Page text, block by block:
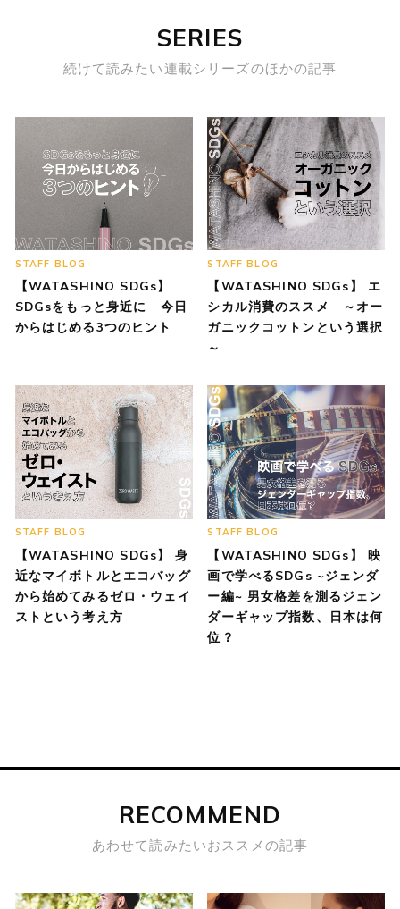
SERIES
続けて読みたい連載シリーズのほかの記事
STAFF BLOG
【WATASHINO SDGs】
SDGsをもっと身近に 今日
からはじめる3つのヒント
STAFF BLOG
【WATASHINO SDGs】 エ
シカル消費のススメ ～オー
ガニックコットンという選択
～
STAFF BLOG
【WATASHINO SDGs】 身
近なマイボトルとエコバッグ
から始めてみるゼロ・ウェイ
ストという考え方
STAFF BLOG
【WATASHINO SDGs】 映
画で学べるSDGs ~ジェンダ
ー編~ 男女格差を測るジェン
ダーギャップ指数、日本は何
位？
RECOMMEND
あわせて読みたいおススメの記事